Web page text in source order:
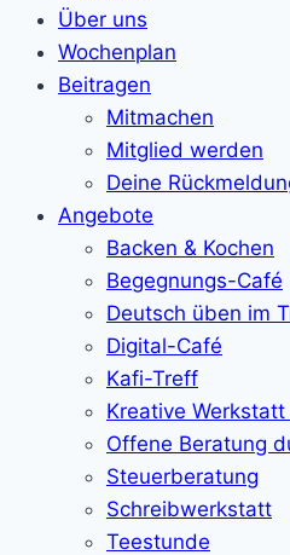
Über uns
Wochenplan
Beitragen
Mitmachen
Mitglied werden
Deine
Angebote
Backen & Kochen
Begegnungs-Café
Deutsch üben im
Digital-Café
Kafi-Treff
Kreative
Offene Beratung
Steuerberatung
Schreibwerkstatt
Teestunde